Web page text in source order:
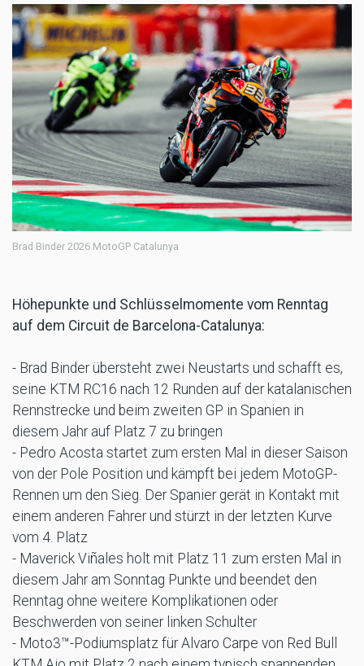
Brad Binder 2026 MotoGP Catalunya
Höhepunkte und Schlüsselmomente vom Renntag
auf dem Circuit de Barcelona-Catalunya:
- Brad Binder übersteht zwei Neustarts und schafft es,
seine KTM RC16 nach 12 Runden auf der katalanischen
Rennstrecke und beim zweiten GP in Spanien in
diesem Jahr auf Platz 7 zu bringen
- Pedro Acosta startet zum ersten Mal in dieser Saison
von der Pole Position und kämpft bei jedem MotoGP-
Rennen um den Sieg. Der Spanier gerät in Kontakt mit
einem anderen Fahrer und stürzt in der letzten Kurve
vom 4. Platz
- Maverick Viñales holt mit Platz 11 zum ersten Mal in
diesem Jahr am Sonntag Punkte und beendet den
Renntag ohne weitere Komplikationen oder
Beschwerden von seiner linken Schulter
- Moto3™-Podiumsplatz für Alvaro Carpe von Red Bull